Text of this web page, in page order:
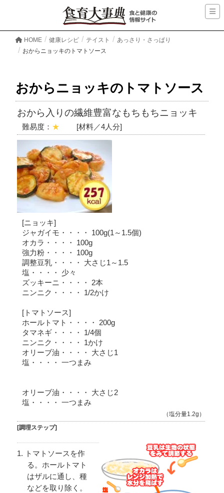
HOME 健康レシピ テイスト
あっさり・さっぱり
おからニョッキのトマトソース
おからニョッキのトマトソース
おから入りの繊維豊富なもちもちニョッキ
難易度： ★ [材料／4人分]
[ニョッキ]
ジャガイモ・・・・ 100g(1～1.5個)
オカラ・・・・ 100g
強力粉・・・・ 100g
調整豆乳・・・・ 大さじ1～1.5
塩・・・・ 少々
ズッキーニ・・・・ 2本
ニンニク・・・・ 1/2かけ
[トマトソース]
ホールトマト・・・・ 200g
タマネギ・・・・ 1/4個
ニンニク・・・・ 1かけ
オリーブ油・・・・ 大さじ1
塩・・・・ 一つまみ
オリーブ油・・・・ 大さじ2
塩・・・・ 一つまみ
（塩分量1.2g）
[調理ステップ]
トマトソースを作
る。ホールトマト
はザルに通し、種
などを取り除く。